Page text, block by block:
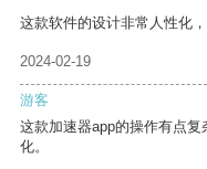
这款软件的设计非常人性化
2024-02-19
游客
这款加速器app的操作有点
化。